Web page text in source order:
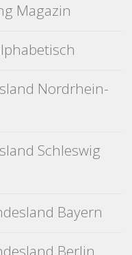
Magazin
Nordrhein-
Schleswig
Bayern
Berlin